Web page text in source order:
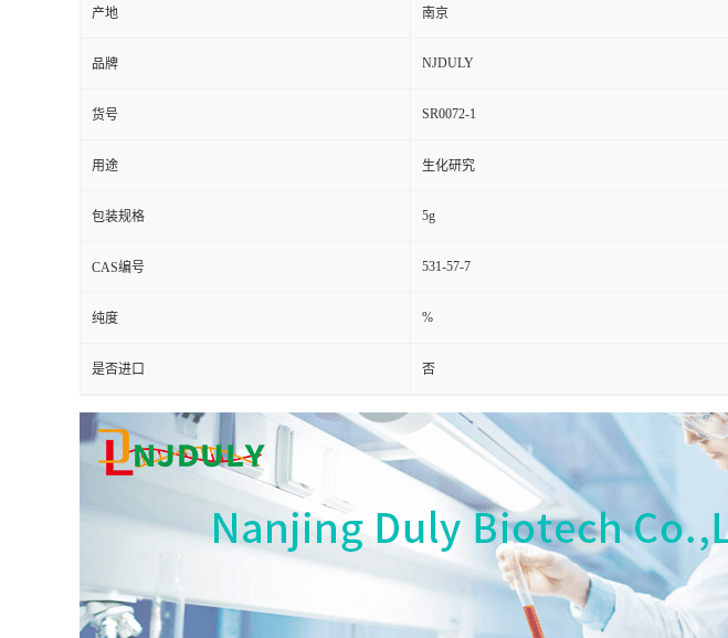
产地 南京
品牌 NJDULY
货号 SR0072-1
用途 生化研究
包装规格 5g
CAS编号 531-57-7
纯度 %
是否进口 否